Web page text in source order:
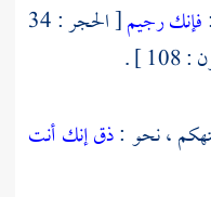
فإنك رجيم
[ الحجر : 34
] .
، نحو :ذق إنك أنت